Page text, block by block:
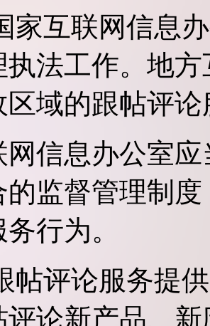
家互联网信息
执法工作。地
区域的跟帖评
网信息办公室
的监督管理制
行为。
帖评论服务提
评论新产品、